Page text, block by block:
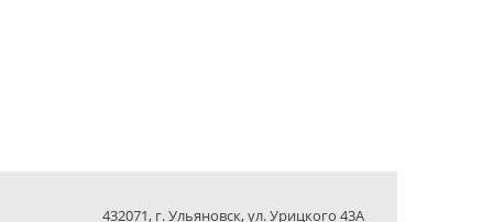
432071, г. Ульяновск, ул. Урицкого 43А